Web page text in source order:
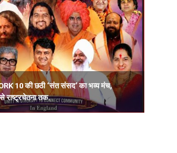
10 की छठी ‘संत संसद’ का भव्य मंच,
राष्ट्रचेतना तक.